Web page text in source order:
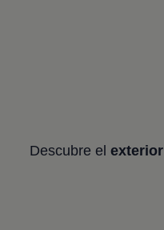
Descubre el exterior